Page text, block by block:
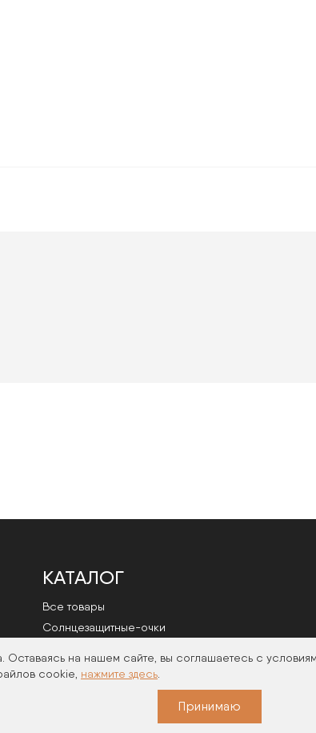
на нашем сайте, вы соглашаетесь с
cookie, нажмите здесь
Принимаю
КАТАЛОГ
Все товары
Cолнцезащитные-очки
2026 | Политика конфиденциальности|Договор